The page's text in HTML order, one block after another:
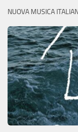
NUOVA MUSICA